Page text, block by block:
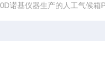
诺基仪器生产的人工气候箱PRX-